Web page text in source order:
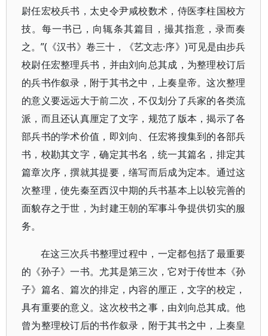
尉任宏校兵书，太史令尹咸校数术，侍医李柱国校方
技。每一书已，向辄条其篇目，撮其指意，录而奏
之。”(《汉书》卷三十，《艺文志·序》)可见是由步兵
校尉任宏整理兵书，并由刘向总其成，为整理校订后
的兵书作叙录，附于其书之中，上奏皇帝。这次整理
的意义要远远大于前二次，不仅划分了兵家的各类流
派，而且还认真厘定了文字，规范了版本，揭示了各
部兵书的学术价值，即刘向、任宏将搜集到的各部兵
书，校勘其文字，确定其书名，统一其篇名，排定其
篇章次序，撰就其提要，缮写而后成为定本。通过这
次整理，使先秦至西汉中期的兵书基本上以较完善的
面貌存之于世，为封建王朝的军事斗争提供切实的服
务。
在这三次兵书整理过程中，一定都包括了最重要
的《孙子》一书。尤其是第三次，它对于传世本《孙
子》篇名、篇次的排定，内容的厘正，文字的校定，
具有重要的意义。这次校书之事，由刘向总其成。他
曾为整理校订后的书作叙录，附于其书之中，上奏皇